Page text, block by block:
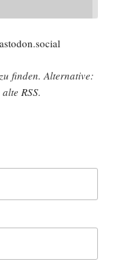
fin­den. Alter­na­ti­ve:
RSS.